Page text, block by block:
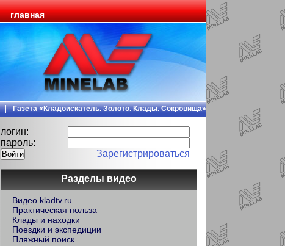
главная
Газета «Кладоискатель. Золото. Клады. Сокровища»
логин:
пароль:
Зарегистрироваться
Разделы видео
Видео kladtv.ru
Практическая польза
Клады и находки
Поездки и экспедиции
Пляжный поиск